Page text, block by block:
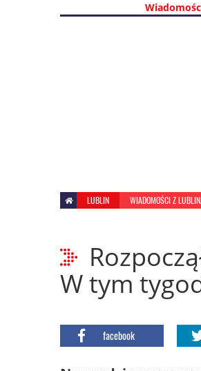
LUBLIN WIADOMOŚCI Z
W tym
facebook